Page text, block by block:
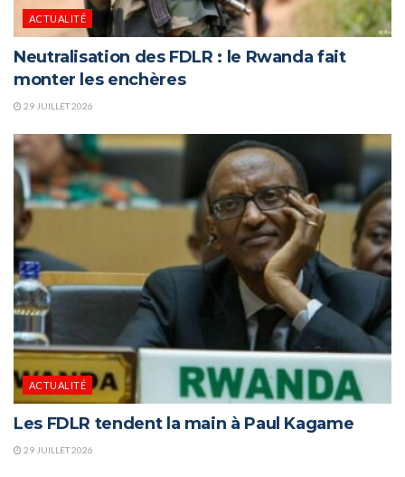
ACTUALITÉ
Neutralisation des FDLR : le Rwanda fait
monter les enchères
29 JUILLET 2026
ACTUALITÉ
Les FDLR tendent la main à Paul Kagame
29 JUILLET 2026